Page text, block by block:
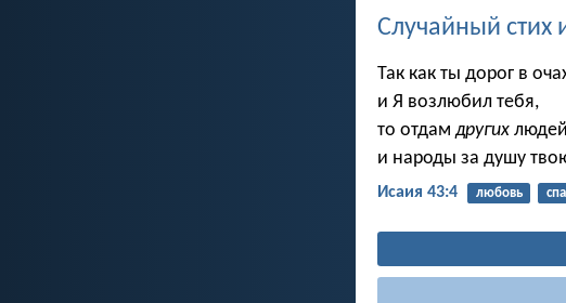
Случайный стих
Так как ты дорог в
и Я возлюбил тебя,
то отдам других
и народы за душу
Исаия 43:4 любовь